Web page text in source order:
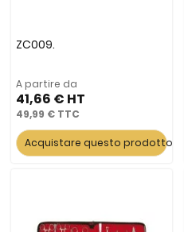
ZC009.
A partire da
41,66 €
49,99 €
Acquistare questo prodotto